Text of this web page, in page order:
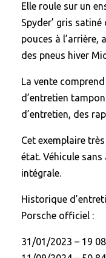
Elle roule sur un
Spyder’ gris satiné
pouces à l’arrière,
des pneus hiver
La vente
d’entretien
d’entretien, des
Cet exemplaire
état. Véhicule
intégrale.
Historique
Porsche officiel :
31/01/2023 – 19